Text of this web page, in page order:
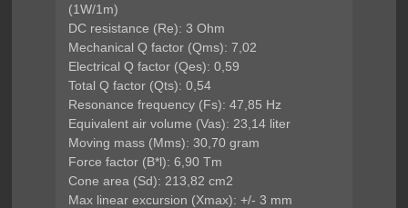
(1W/1m)
DC resistance (Re): 3 Ohm
Mechanical Q factor (Qms): 7,02
Electrical Q factor (Qes): 0,59
Total Q factor (Qts): 0,54
Resonance frequency (Fs): 47,85 Hz
Equivalent air volume (Vas): 23,14 liter
Moving mass (Mms): 30,70 gram
Force factor (B*l): 6,90 Tm
Cone area (Sd): 213,82 cm2
Max linear excursion (Xmax): +/- 3 mm